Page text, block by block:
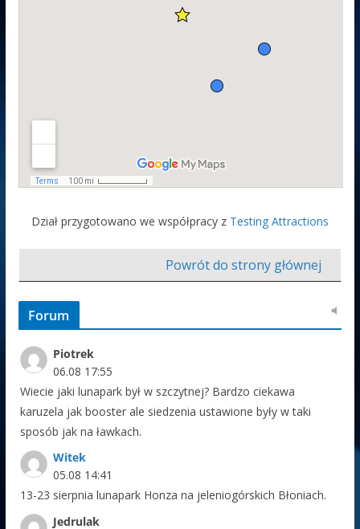
Dział przygotowano we współpracy z Testing Attractions
Powrót do strony głównej
Forum
Piotrek
06.08 17:55
Wiecie jaki lunapark był w szczytnej? Bardzo ciekawa
karuzela jak booster ale siedzenia ustawione były w taki
sposób jak na ławkach.
Witek
05.08 14:41
13-23 sierpnia lunapark Honza na jeleniogórskich Błoniach.
Jedrulak